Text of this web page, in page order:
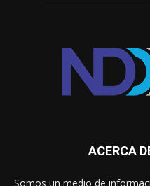
ACERCA
Somos un medio de